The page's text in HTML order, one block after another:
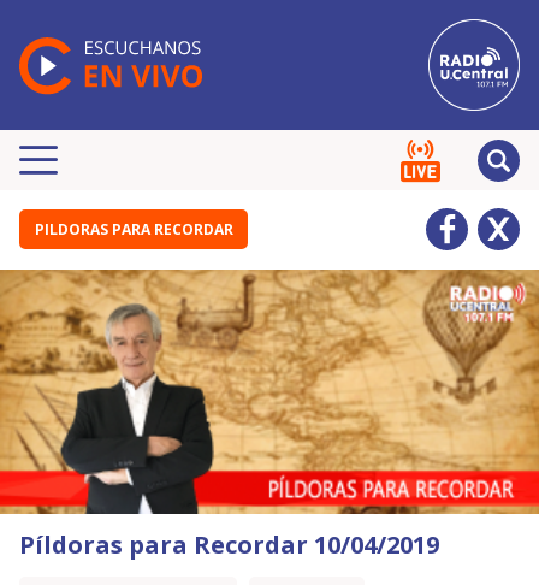
PILDORAS PARA RECORDAR
Píldoras para Recordar 10/04/2019